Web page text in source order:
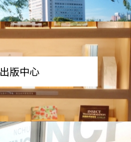
出版中心